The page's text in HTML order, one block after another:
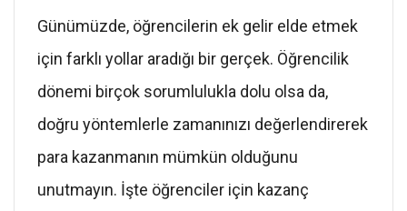
Günümüzde, öğrencilerin ek gelir elde etmek
için farklı yollar aradığı bir gerçek. Öğrencilik
dönemi birçok sorumlulukla dolu olsa da,
doğru yöntemlerle zamanınızı değerlendirerek
para kazanmanın mümkün olduğunu
unutmayın. İşte öğrenciler için kazanç